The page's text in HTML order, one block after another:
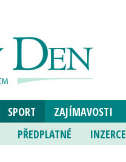
SPORT ZAJÍMAVOSTI
PŘEDPLATNÉ INZERCE